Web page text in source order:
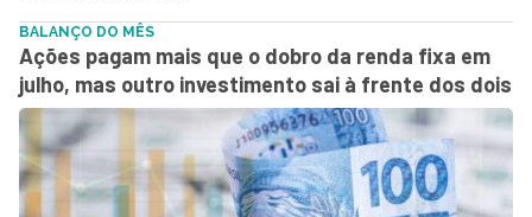
BALANÇO DO MÊS
Ações pagam mais que o dobro da renda fixa em
julho, mas outro investimento sai à frente dos dois